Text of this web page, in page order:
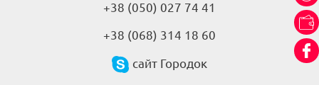
+38 (050) 027 74 41
+38 (068) 314 18 60
сайт Городок